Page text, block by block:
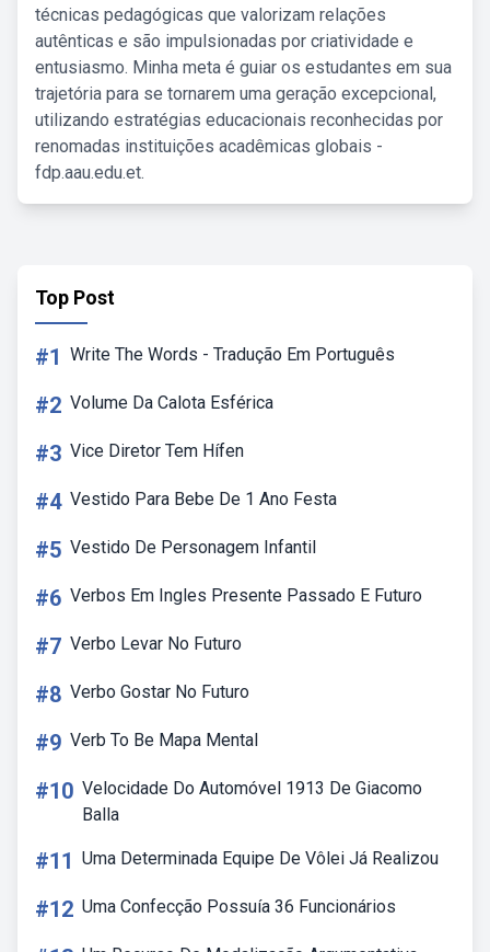
técnicas pedagógicas que valorizam relações
autênticas e são impulsionadas por criatividade e
entusiasmo. Minha meta é guiar os estudantes em sua
trajetória para se tornarem uma geração excepcional,
utilizando estratégias educacionais reconhecidas por
renomadas instituições acadêmicas globais -
fdp.aau.edu.et.
Top Post
#1 Write The Words - Tradução Em Português
#2 Volume Da Calota Esférica
#3 Vice Diretor Tem Hífen
#4 Vestido Para Bebe De 1 Ano Festa
#5 Vestido De Personagem Infantil
#6 Verbos Em Ingles Presente Passado E Futuro
#7 Verbo Levar No Futuro
#8 Verbo Gostar No Futuro
#9 Verb To Be Mapa Mental
#10 Velocidade Do Automóvel 1913 De Giacomo
Balla
#11 Uma Determinada Equipe De Vôlei Já Realizou
#12 Uma Confecção Possuía 36 Funcionários